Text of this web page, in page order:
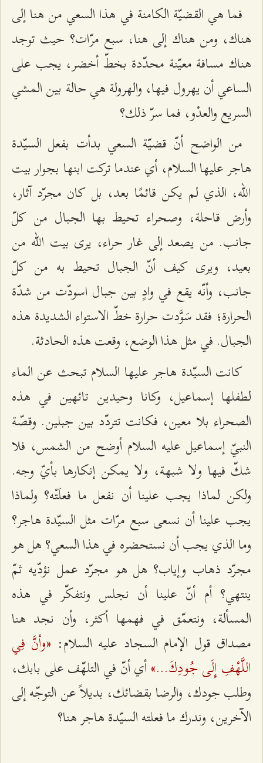
فما هي القضيّة الكامنة في هذا السعي من هنا إلى
هناك، ومن هناك إلى هنا، سبع مرّات؟ حيث توجد
هناك مسافة معيّنة محدّدة بخطّ أخضر، يجب على
الساعي أن يهرول فيها، والهرولة هي حالة بين المشي
السريع والعدْو، فما سرّ ذلك؟
من الواضح أنّ قضيّة السعي بدأت بفعل السيّدة
هاجر عليها السلام، أي عندما تركت ابنها بجوار بيت
الله، الذي لم يكن قائمًا بعد، بل كان مجرّد آثار،
وأرض قاحلة، وصحراء تحيط بها الجبال من كلّ
جانب. من يصعد إلى غار حراء، يرى بيت الله من
بعيد، ويرى كيف أنّ الجبال تحيط به من كلّ
جانب، وأنّه يقع في وادٍ بين جبال اسودّت من شدّة
الحرارة؛ فقد سَوَّدت حرارة خطّ الاستواء الشديدة هذه
الجبال. في مثل هذا الوضع، وقعت هذه الحادثة.
كانت السيّدة هاجر عليها السلام تبحث عن الماء
لطفلها إسماعيل، وكانا وحيدين تائهين في هذه
الصحراء بلا معين، فكانت تتردّد بين جبلين. وقصّة
النبيّ إسماعيل عليه السلام أوضح من الشمس، فلا
شكّ فيها ولا شبهة، ولا يمكن إنكارها بأيّ وجه.
ولكن لماذا يجب علينا أن نفعل ما فعلَتْه؟ ولماذا
يجب علينا أن نسعى سبع مرّات مثل السيّدة هاجر؟
وما الذي يجب أن نستحضره في هذا السعي؟ هل هو
مجرّد ذهاب وإياب؟ هل هو مجرّد عمل نؤدّيه ثمّ
ينتهي؟ أم أنّ علينا أن نجلس ونتفكّر في هذه
المسألة، ونتعمّق في فهمها أكثر، وأن نجد هنا
مصداق قول الإمام السجاد عليه السلام: «وأنَّ فِي
اللَّهْفِ إِلَى جُودِكَ...»أي أنّ في التلهّف على بابك،
وطلب جودك، والرضا بقضائك، بديلاً عن التوجّه إلى
الآخرين، وندرك ما فعلته السيّدة هاجر هنا؟